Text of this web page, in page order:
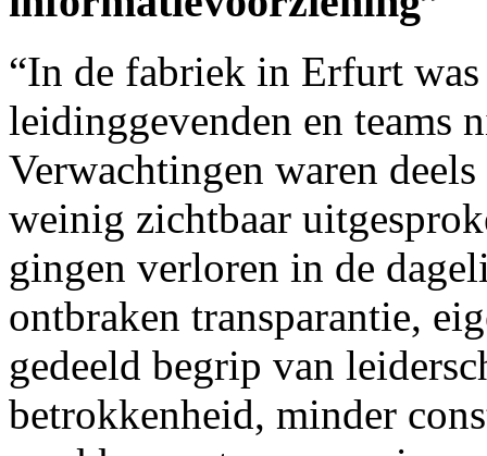
“In de fabriek in Erfurt
leidinggevenden en teams
Verwachtingen waren
weinig zichtbaar
gingen verloren in de
ontbraken transparantie,
gedeeld begrip van
betrokkenheid, minder